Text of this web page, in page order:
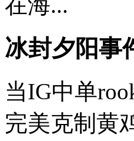
在海...
冰封夕阳事
当IG中单
完美克制黄